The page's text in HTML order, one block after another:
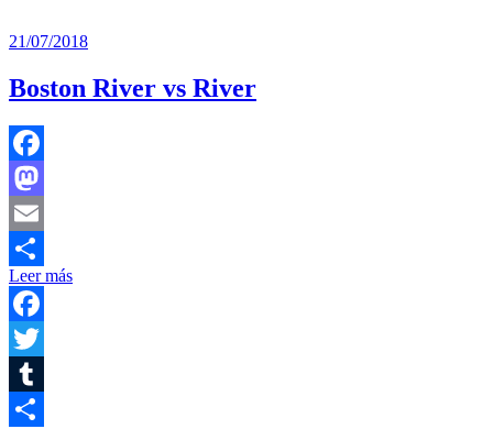
21/07/2018
Boston River vs River
Facebook
Mastodon
Email
Compartir
Leer más
Facebook
Twitter
Tumblr